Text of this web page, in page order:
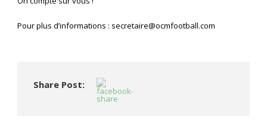
Pour plus d’informations : secretaire@ocmfootball.com
Share Post: